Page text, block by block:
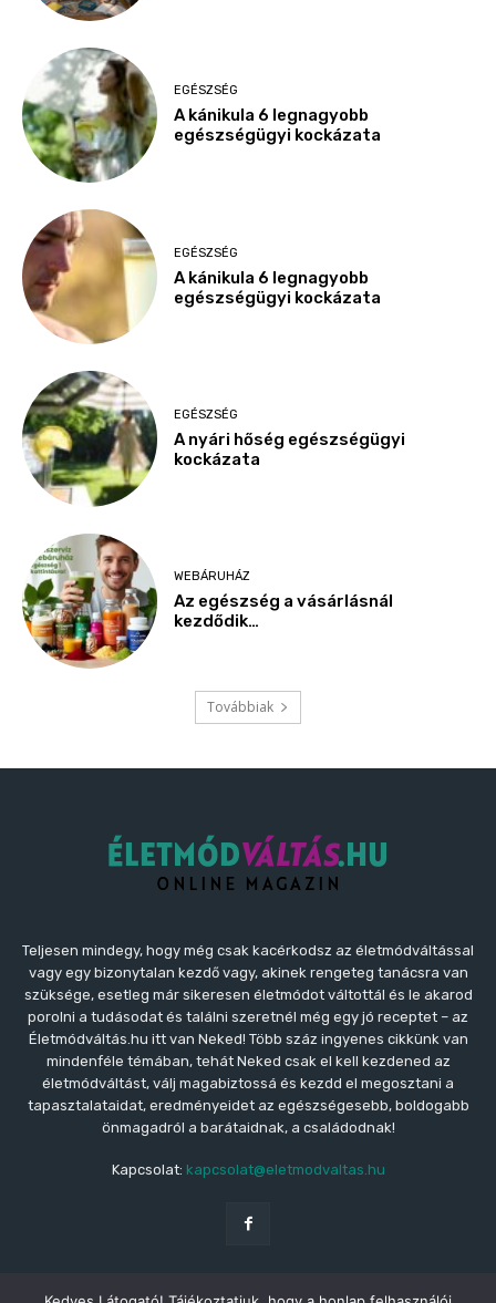
EGÉSZSÉG
A kánikula 6 legnagyobb
egészségügyi kockázata
EGÉSZSÉG
A kánikula 6 legnagyobb
egészségügyi kockázata
EGÉSZSÉG
A nyári hőség egészségügyi
kockázata
WEBÁRUHÁZ
Az egészség a vásárlásnál
kezdődik…
Továbbiak
Teljesen mindegy, hogy még csak kacérkodsz az életmódváltással
vagy egy bizonytalan kezdő vagy, akinek rengeteg tanácsra van
szüksége, esetleg már sikeresen életmódot váltottál és le akarod
porolni a tudásodat és találni szeretnél még egy jó receptet – az
Életmódváltás.hu itt van Neked! Több száz ingyenes cikkünk van
mindenféle témában, tehát Neked csak el kell kezdened az
életmódváltást, válj magabiztossá és kezdd el megosztani a
tapasztalataidat, eredményeidet az egészségesebb, boldogabb
önmagadról a barátaidnak, a családodnak!
Kapcsolat: kapcsolat@eletmodvaltas.hu